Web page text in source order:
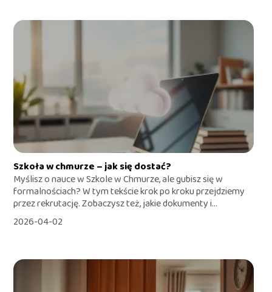
Szkoła w chmurze – jak się dostać?
Myślisz o nauce w Szkole w Chmurze, ale gubisz się w
formalnościach? W tym tekście krok po kroku przejdziemy
przez rekrutację. Zobaczysz też, jakie dokumenty i...
2026-04-02